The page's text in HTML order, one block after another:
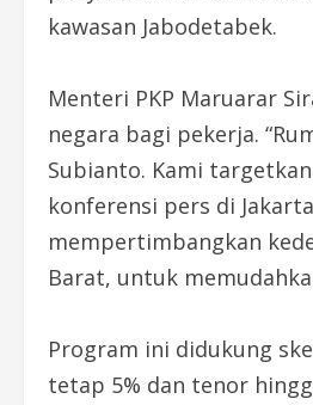
kawasan Jabodetabek.
Menteri PKP Maruarar
negara bagi pekerja.
Subianto. Kami
konferensi pers di
mempertimbangkan
Barat, untuk
Program ini didukung
tetap 5% dan tenor